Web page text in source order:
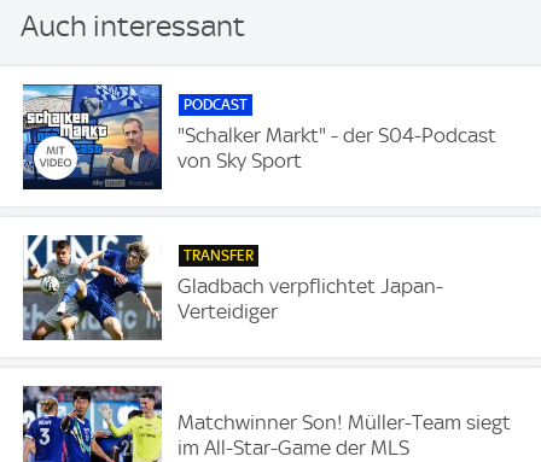
Auch interessant
PODCAST
"Schalker Markt" - der S04-Podcast
von Sky Sport
TRANSFER
Gladbach verpflichtet Japan-
Verteidiger
Matchwinner Son! Müller-Team siegt
im All-Star-Game der MLS